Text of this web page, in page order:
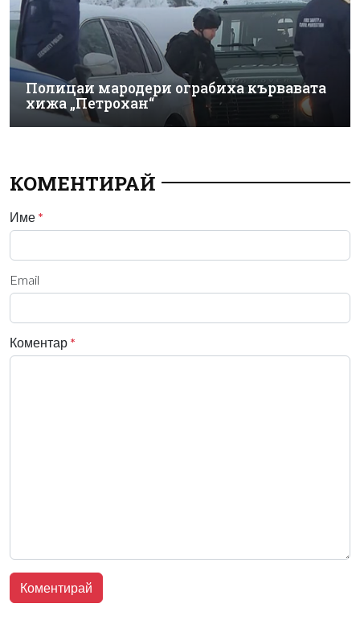
Полицаи мародери ограбиха кървавата
хижа „Петрохан“
КОМЕНТИРАЙ
Име *
Email
Коментар *